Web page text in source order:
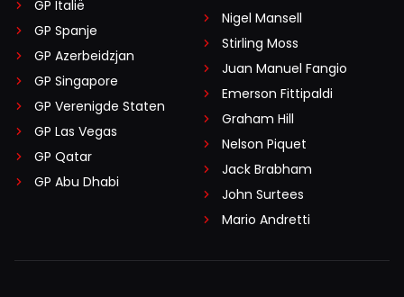
GP Italië
GP Spanje
GP Azerbeidzjan
GP Singapore
GP Verenigde Staten
GP Las Vegas
GP Qatar
GP Abu Dhabi
Nigel Mansell
Stirling Moss
Juan Manuel Fangio
Emerson Fittipaldi
Graham Hill
Nelson Piquet
Jack Brabham
John Surtees
Mario Andretti